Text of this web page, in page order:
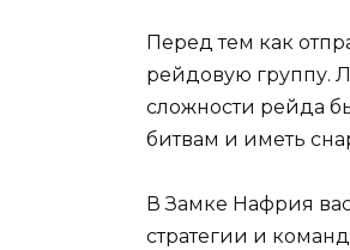
Перед тем как
рейдовую группу.
сложности рейда
битвам и иметь
В Замке Нафрия
стратегии и